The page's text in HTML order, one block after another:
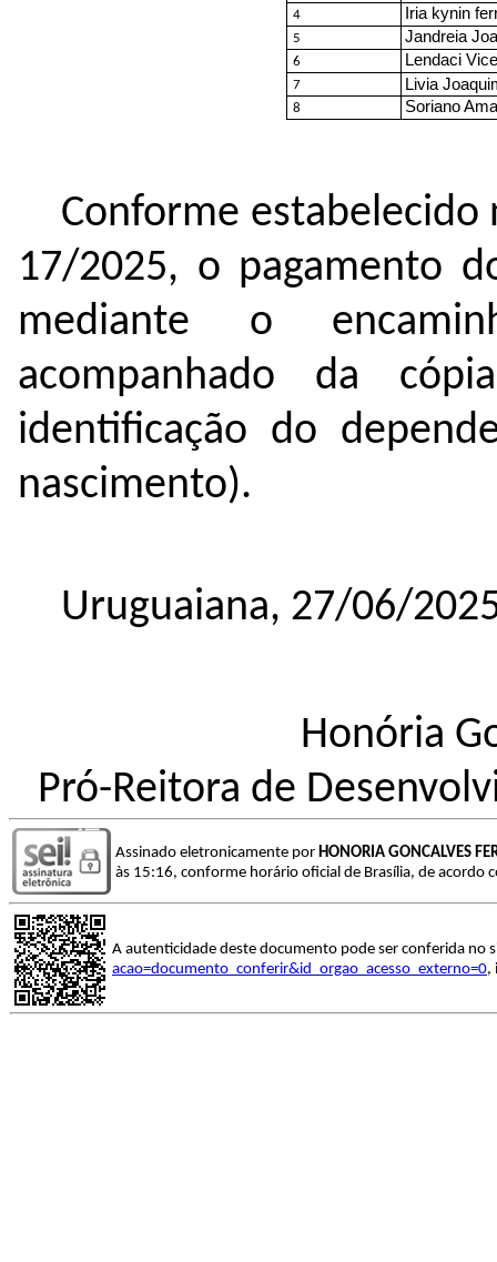
4 Iria kynin
5 Jandreia
6 Lendaci
7 Livia
8 Soriano
Conforme estabelecido
17/2025, o pagamento
mediante o
acompanhado da
identificação do
nascimento).
Uruguaiana, 27/06/
Honória
Pró-Reitora de
Assinado eletronicamente por HONORIA GONCALVES
às 15:16, conforme horário oficial de Brasília, de acordo
A autenticidade deste documento pode ser conferida no
acao=documento_conferir&id_orgao_acesso_externo=0,